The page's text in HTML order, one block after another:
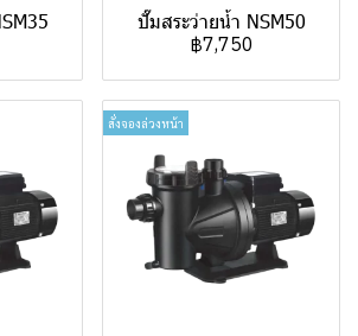
ปั๊มสระว่ายน้ำ NSM50
฿7,750
สั่งจองล่วงหน้า